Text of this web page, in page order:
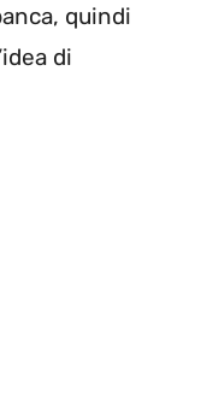
quindi
di